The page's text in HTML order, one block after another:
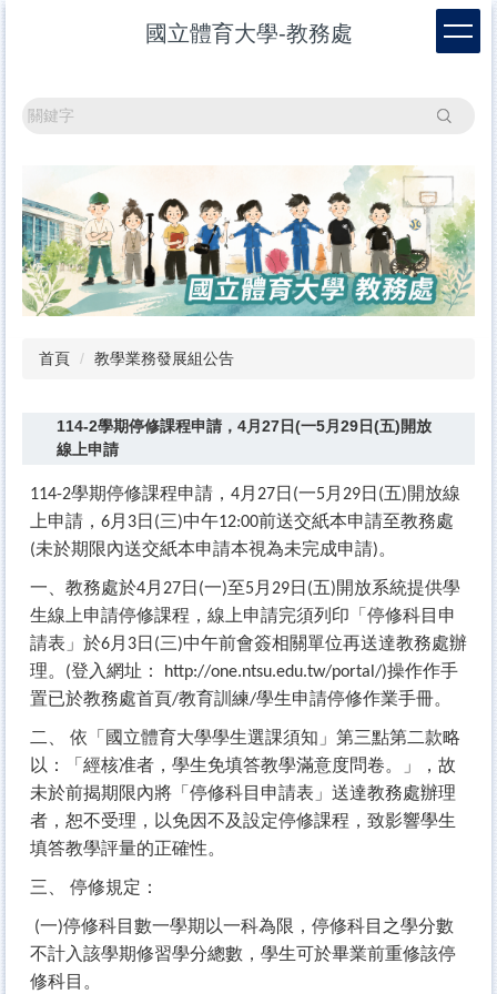
國立體育大學-教務處
搜尋
首頁 教學業務發展組公告
114-2學期停修課程申請，4月27日(一5月29日(五)開放
線上申請
114-2學期停修課程申請， 4月 27日 (一5月 29日 (五)開放線
上申請， 6月 3日 (三)中午12:00前送交紙本申請至教務處
(未於期限內送交紙本申請本視為未完成申請)。
一、教務處於4月 27日 (一)至5月 29日 (五)開放系統提供學
生線上申請停修課程，線上申請完須列印「停修科目申
請表」於6月 3日 (三)中午前會簽相關單位再送達教務處辦
理。 (登入網址： http://one.ntsu.edu.tw/portal/)操作作手
置已於教務處首頁/教育訓練/學生申請停修作業手冊。
二、
依「國立體育大學學生選課須知」第三點第二款略
以：「經核准者，學生免填答教學滿意度問卷。」，故
未於前揭期限內將「停修科目申請表」送達教務處辦理
者，恕不受理，以免因不及設定停修課程，致影響學生
填答教學評量的正確性。
三、 停修規定：
(一)停修科目數一學期以一科為限，停修科目之學分數
不計入該學期修習學分總數，學生可於畢業前重修該停
修科目。